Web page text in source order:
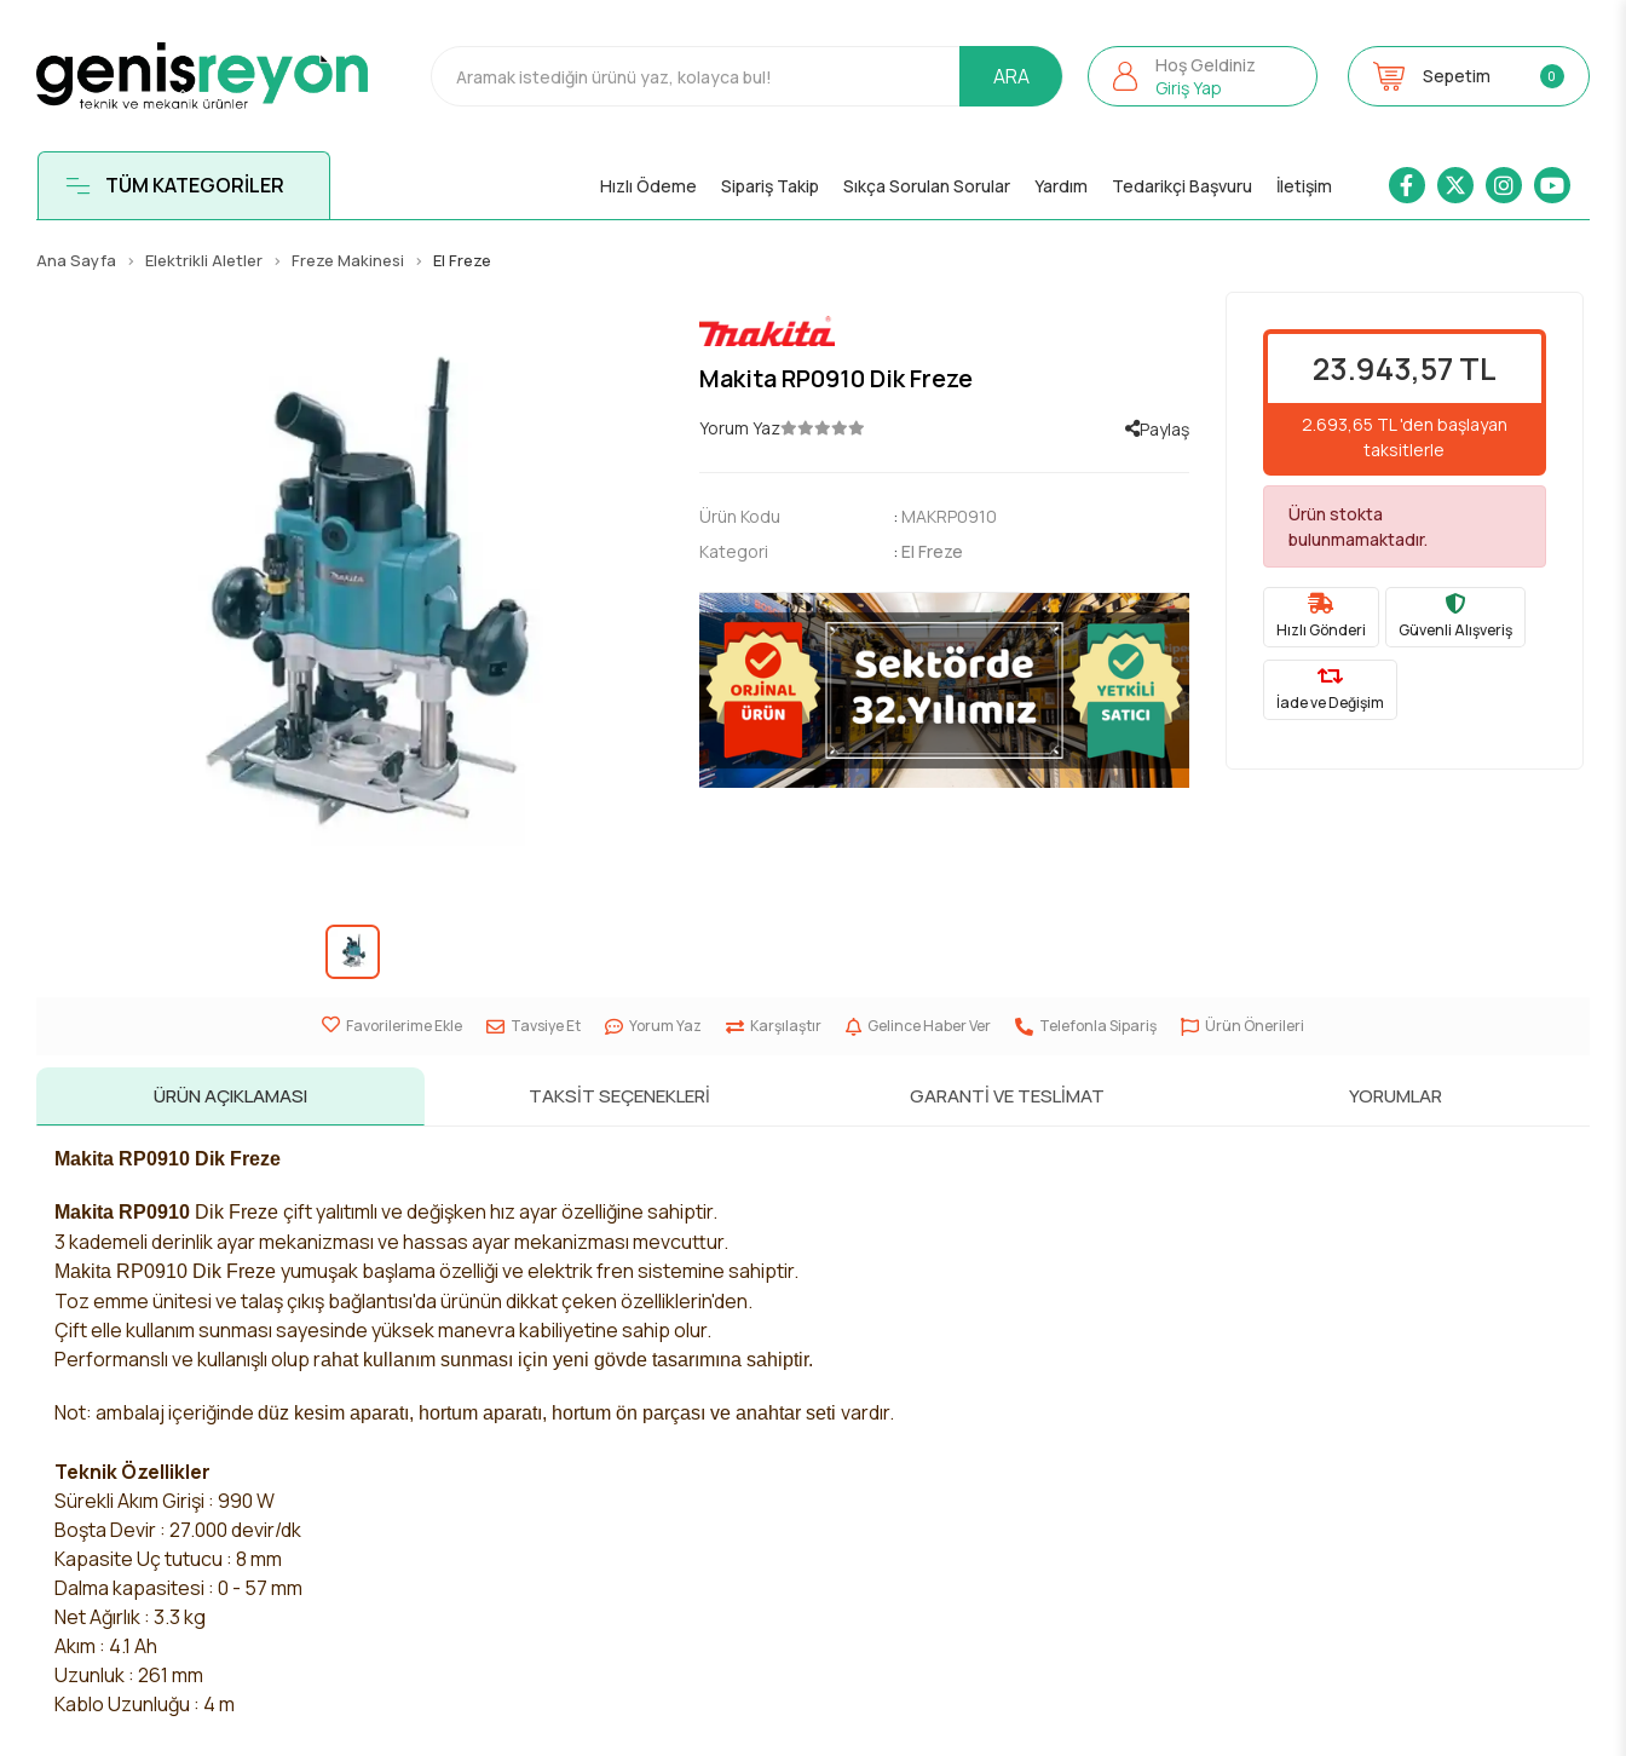
ARA
Hoş Geldiniz
Giriş Yap
Sepetim 0
TÜM KATEGORİLER Hızlı Ödeme Sipariş Takip Sıkça Sorulan Sorular Yardım Tedarikçi Başvuru İletişim
Ana Sayfa Elektrikli Aletler Freze Makinesi El Freze
Makita RP0910 Dik Freze
Yorum Yaz Paylaş
Ürün Kodu : MAKRP0910
Kategori
:El Freze
23.943,57 TL
2.693,65 TL 'den başlayan
taksitlerle
Ürün stokta
bulunmamaktadır.
Hızlı Gönderi Güvenli Alışveriş
İade ve Değişim
Favorilerime Ekle Tavsiye Et Yorum Yaz Karşılaştır Gelince Haber Ver Telefonla Sipariş Ürün Önerileri
ÜRÜN AÇIKLAMASI TAKSIT SEÇENEKLERI GARANTI VE TESLIMAT YORUMLAR
Makita RP0910 Dik Freze
Makita RP0910 Dik Frezeçift yalıtımlı ve değişken hız ayar özelliğine sahiptir.
3 kademeli derinlik ayar mekanizması ve hassas ayar mekanizması mevcuttur.
Makita RP0910 Dik Frezeyumuşak başlama özelliği ve elektrik fren sistemine sahiptir.
Toz emme ünitesi ve talaş çıkış bağlantısı'da ürünün dikkat çeken özelliklerin'den.
Çift elle kullanım sunması sayesinde yüksek manevra kabiliyetine sahip olur.
Performanslı ve kullanışlı olup rahat kullanım sunması için yeni gövde tasarımına sahiptir.
Not: ambalaj içeriğindedüz kesim aparatı, hortum aparatı, hortum ön parçası ve anahtar seti vardır.
Teknik Özellikler
Sürekli Akım Girişi : 990 W
Boşta Devir : 27.000 devir/dk
Kapasite Uç tutucu : 8 mm
Dalma kapasitesi : 0 - 57 mm
Net Ağırlık : 3.3 kg
Akım : 4.1 Ah
Uzunluk : 261 mm
Kablo Uzunluğu : 4 m